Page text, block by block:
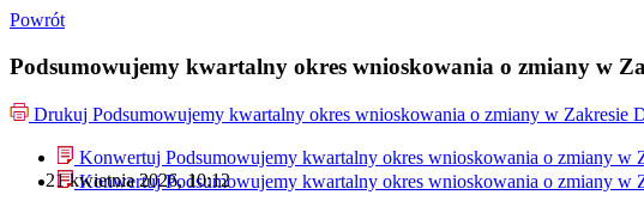
Powrót
Podsumowujemy kwartalny okres wnioskowania o zmiany w
Drukuj Podsumowujemy kwartalny okres wnioskowania o zmiany w Zakresie
Konwertuj Podsumowujemy kwartalny okres wnioskowania o zmiany w
Konwertuj Podsumowujemy kwartalny okres wnioskowania o zmiany w
21 kwietnia 2026, 10:12